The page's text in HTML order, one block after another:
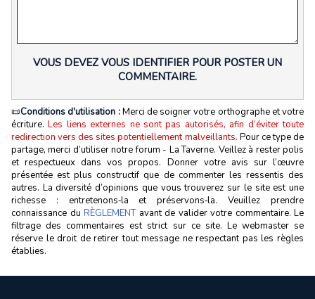
VOUS DEVEZ VOUS IDENTIFIER POUR POSTER UN
COMMENTAIRE.
📜Conditions d'utilisation :Merci de soigner votre orthographe et votre
écriture.Les liens externes ne sont pas autorisés, afin d’éviter toute
redirection vers des sites potentiellement malveillants. Pour ce type de
partage, merci d’utiliser notre forum - La Taverne. Veillez à rester polis
et respectueux dans vos propos. Donner votre avis sur l’œuvre
présentée est plus constructif que de commenter les ressentis des
autres. La diversité d’opinions que vous trouverez sur le site est une
richesse : entretenons‑la et préservons‑la. Veuillez prendre
connaissance du RÈGLEMENTavant de valider votre commentaire. Le
filtrage des commentaires est strict sur ce site. Le webmaster se
réserve le droit de retirer tout message ne respectant pas les règles
établies.